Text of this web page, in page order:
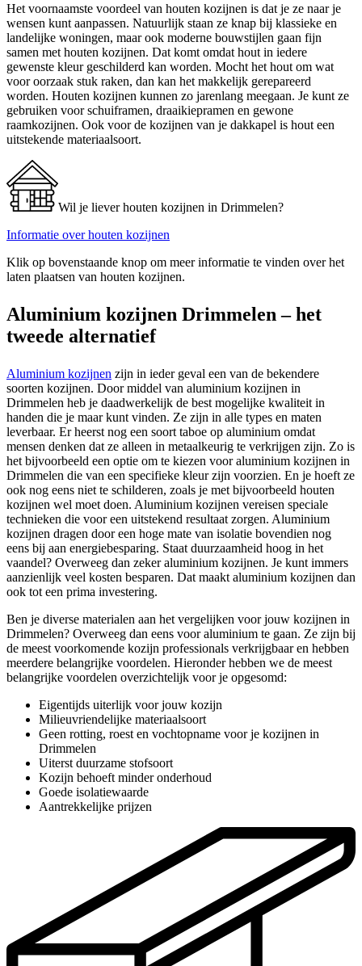
Het voornaamste voordeel van houten kozijnen is dat je ze naar je
wensen kunt aanpassen. Natuurlijk staan ze knap bij klassieke en
landelijke woningen, maar ook moderne bouwstijlen gaan fijn
samen met houten kozijnen. Dat komt omdat hout in iedere
gewenste kleur geschilderd kan worden. Mocht het hout om wat
voor oorzaak stuk raken, dan kan het makkelijk gerepareerd
worden. Houten kozijnen kunnen zo jarenlang meegaan. Je kunt ze
gebruiken voor schuiframen, draaikiepramen en gewone
raamkozijnen. Ook voor de kozijnen van je dakkapel is hout een
uitstekende materiaalsoort.
Wil je liever houten kozijnen in Drimmelen?
Informatie over houten kozijnen
Klik op bovenstaande knop om meer informatie te vinden over het
laten plaatsen van houten kozijnen.
Aluminium kozijnen Drimmelen – het
tweede alternatief
Aluminium kozijnen zijn in ieder geval een van de bekendere
soorten kozijnen. Door middel van aluminium kozijnen in
Drimmelen heb je daadwerkelijk de best mogelijke kwaliteit in
handen die je maar kunt vinden. Ze zijn in alle types en maten
leverbaar. Er heerst nog een soort taboe op aluminium omdat
mensen denken dat ze alleen in metaalkeurig te verkrijgen zijn. Zo is
het bijvoorbeeld een optie om te kiezen voor aluminium kozijnen in
Drimmelen die van een specifieke kleur zijn voorzien. En je hoeft ze
ook nog eens niet te schilderen, zoals je met bijvoorbeeld houten
kozijnen wel moet doen. Aluminium kozijnen vereisen speciale
technieken die voor een uitstekend resultaat zorgen. Aluminium
kozijnen dragen door een hoge mate van isolatie bovendien nog
eens bij aan energiebesparing. Staat duurzaamheid hoog in het
vaandel? Overweeg dan zeker aluminium kozijnen. Je kunt immers
aanzienlijk veel kosten besparen. Dat maakt aluminium kozijnen dan
ook tot een prima investering.
Ben je diverse materialen aan het vergelijken voor jouw kozijnen in
Drimmelen? Overweeg dan eens voor aluminium te gaan. Ze zijn bij
de meest voorkomende kozijn professionals verkrijgbaar en hebben
meerdere belangrijke voordelen. Hieronder hebben we de meest
belangrijke voordelen overzichtelijk voor je opgesomd:
Eigentijds uiterlijk voor jouw kozijn
Milieuvriendelijke materiaalsoort
Geen rotting, roest en vochtopname voor je kozijnen in
Drimmelen
Uiterst duurzame stofsoort
Kozijn behoeft minder onderhoud
Goede isolatiewaarde
Aantrekkelijke prijzen